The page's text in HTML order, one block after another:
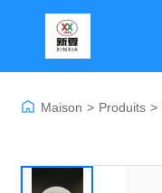
Maison > Produits >